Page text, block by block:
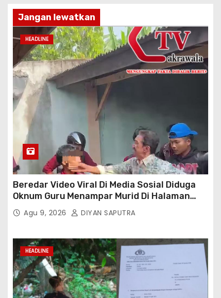
Jangan lewatkan
HEADLINE
Beredar Video Viral Di Media Sosial Diduga
Oknum Guru Menampar Murid Di Halaman
Parkir Sekolah
Agu 9, 2026 DIYAN SAPUTRA
HEADLINE